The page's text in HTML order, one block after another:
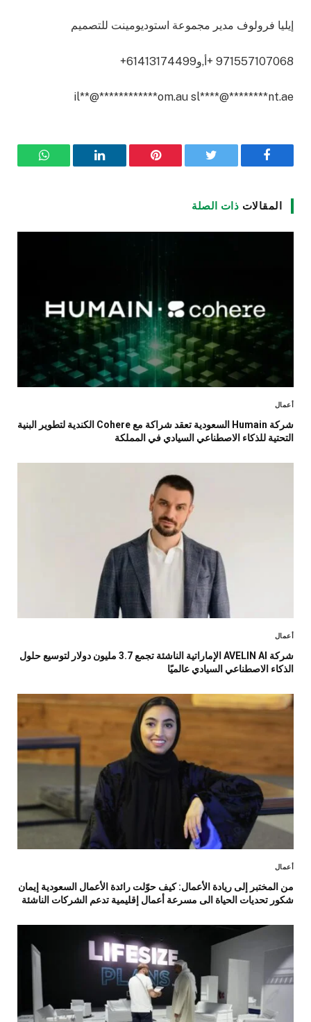
إيليا فرولوف مدير مجموعة استوديومينت للتصميم
971557107068 +أ,و61413174499+
il**@************om.au sl****@********nt.ae
فيسبوك تويتر بينتيريست لينكدإن واتساب
المقالات ذات الصلة
أعمال
شركة Humain السعودية تعقد شراكة مع Cohere الكندية لتطوير البنية
التحتية للذكاء الاصطناعي السيادي في المملكة
أعمال
شركة AVELIN AI الإماراتية الناشئة تجمع 3.7 مليون دولار لتوسيع حلول
الذكاء الاصطناعي السيادي عالميًا
أعمال
من المختبر إلى ريادة الأعمال: كيف حوّلت رائدة الأعمال السعودية إيمان
شكور تحديات الحياة الى مسرعة أعمال إقليمية تدعم الشركات الناشئة